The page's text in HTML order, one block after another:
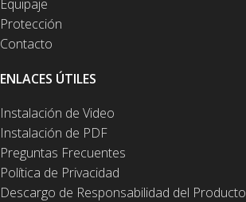
Equipaje
Protección
Contacto
ENLACES ÚTILES
Instalación de Video
Instalación de PDF
Preguntas Frecuentes
Política de Privacidad
Descargo de Responsabilidad del Producto